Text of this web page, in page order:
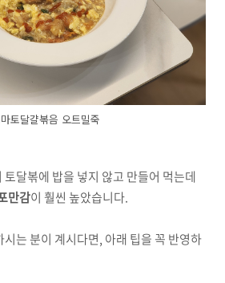
토달걀볶음 오트밀죽
달볶에 밥을 넣지 않고 만들어 먹는데
만감이 훨씬 높았습니다.
는 분이 계시다면, 아래 팁을 꼭 반영하